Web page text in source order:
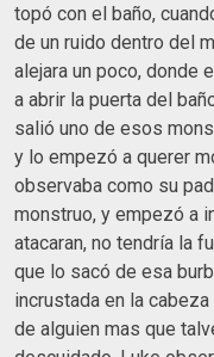
topó con el baño,
de un ruido dentro del
alejara un poco, donde
a abrir la puerta del
salió uno de esos
y lo empezó a querer
observaba como su
monstruo, y empezó a
atacaran, no tendría la
que lo sacó de esa
incrustada en la
de alguien mas que